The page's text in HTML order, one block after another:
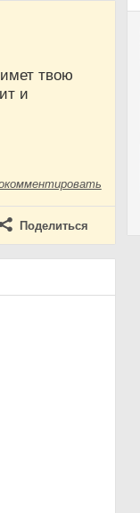
твою
и
Поделиться